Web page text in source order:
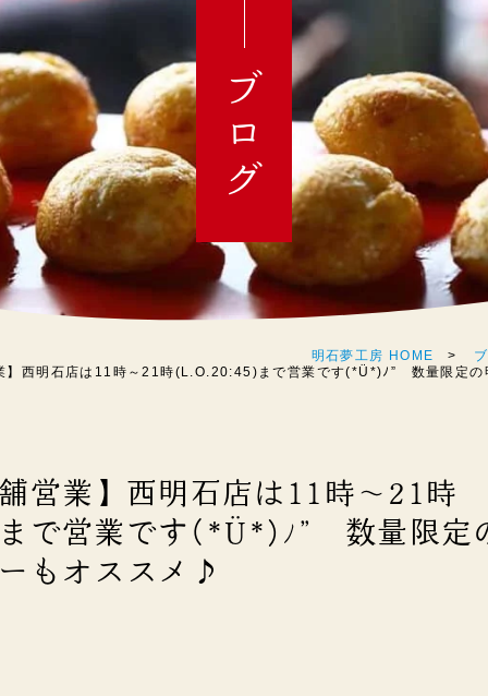
ブログ
明石夢工房 HOME
】西明石店は11時～21時(L.O.20:45)まで営業です(*Ü*)ﾉ” 数量限定の
営業】西明石店は11時～21時
で営業です(*Ü*)ﾉ” 数量限定
もオススメ♪